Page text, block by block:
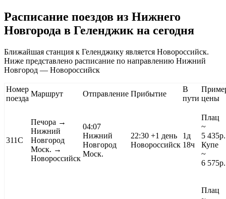
Расписание поездов из Нижнего
Новгорода в Геленджик на сегодня
Ближайшая станция к Геленджику является Новороссийск.
Ниже представлено расписание по направлению Нижний
Новгород — Новороссийск
Номер
поезда
Маршрут Отправление Прибытие
В
пути цены
311С
Печора →
Нижний
Новгород
Моск. →
Новороссийск
04:07
Нижний
Новгород
Моск.
22:30 +1 день
Новороссийск
1д
18ч
Плац
~
5 435р.
Купе
~
6 575р.
Плац